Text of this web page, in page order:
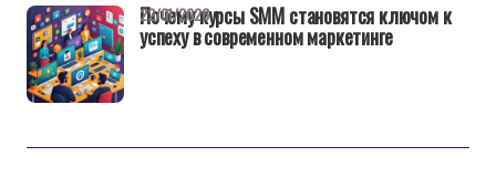
Почему курсы SMM становятся ключом к
успеху в современном маркетинге
22/01/2026